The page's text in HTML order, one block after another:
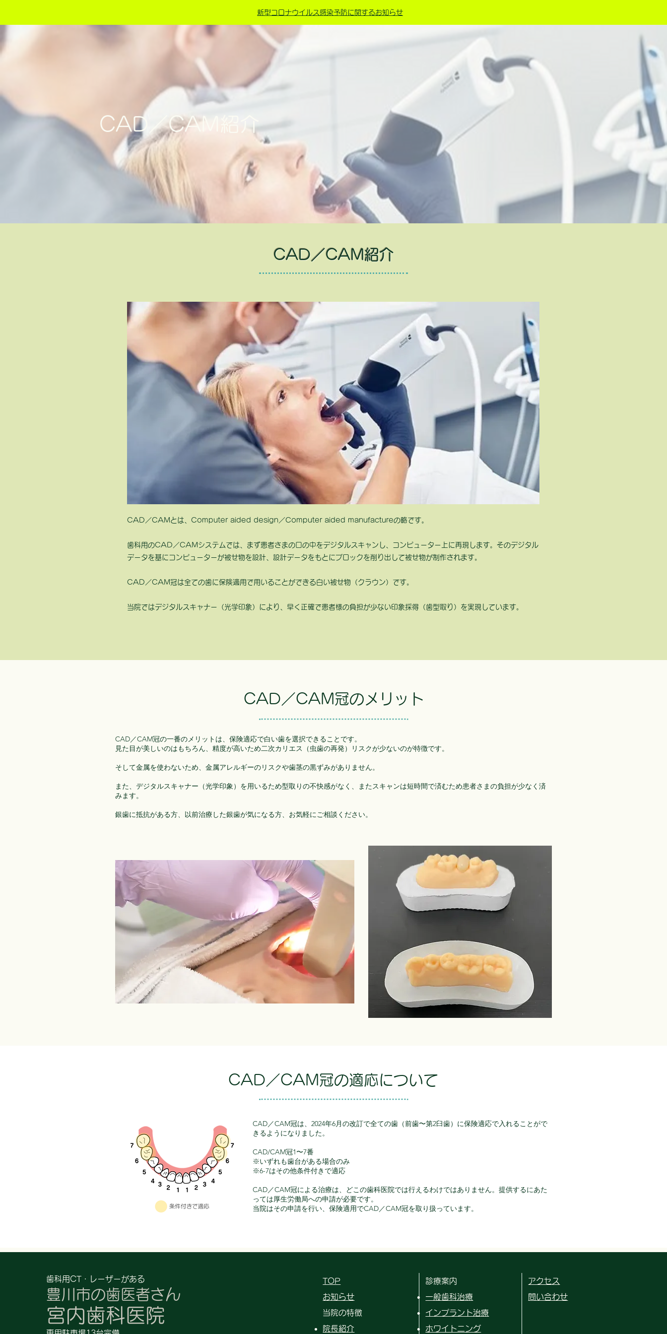
新型コロナウイルス感染予防に関するお知らせ
CAD／CAM紹介
CAD／CAMとは、Computer aided design／Computer aided manufactureの略です。
歯科用のCAD／CAMシステムでは、まず患者さまの口の中をデジタルスキャンし、コンピューター上に再現します。そのデジタル
データを基にコンピューターが被せ物を設計、設計データをもとにブロックを削り出して被せ物が制作されます。
CAD／CAM冠は全ての歯に保険適用で用いることができる白い被せ物（クラウン）です。
​当院ではデジタルスキャナー（光学印象）により、早く正確で患者様の負担が少ない印象採得（歯型取り）を実現しています。
CAD／CAM紹介
CAD／CAM冠のメリット
CAD／CAM冠の一番のメリットは、保険適応で白い歯を選択できることです。
見た目が美しいのはもちろん、精度が高いため二次カリエス（​虫歯の再発）リスクが少ないのが特徴です。
そして金属を使わないため、金属アレルギーのリスクや歯茎の黒ずみがありません。
また、デジタルスキャナー（光学印象）を用いるため型取りの不快感がなく、またスキャンは短時間で済むため患者さまの負担が少なく済
みます。
銀歯に抵抗がある方、以前治療した銀歯が気になる方、お気軽にご相談ください。
CAD／CAM冠の適応について
CAD／CAM冠は、2024年6月の改訂で全ての歯（前歯〜第2臼歯）に保険適応で入れることがで
きるようになりました。
CAD/CAM冠1〜7番
※いずれも歯台がある場合のみ
※6-7はその他条件付きで適応
CAD／CAM冠による治療は、どこの歯科医院では行えるわけではありません。提供するにあた
っては厚生労働局への申請が必要です。
当院はその申請を行い、保険適用でCAD／CAM冠を取り扱っています。
歯科用CT・レーザーがある
豊川市の歯医者さん
宮内歯科医院
TOP
​お知らせ
当院の特徴
院長紹介
​診療案内
一般歯科治療
インプラント治療
ホワイトニング
アクセス
問い合わせ